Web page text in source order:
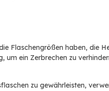
Flaschengrößen haben, die
um ein Zerbrechen zu
zu gewährleisten,